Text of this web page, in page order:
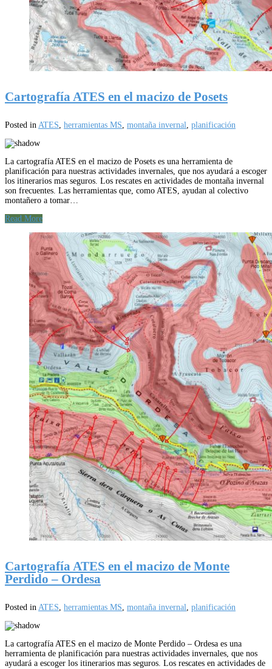
Cartografía ATES en el macizo de Posets
Posted in ATES, herramientas MS, montaña invernal, planificación
La cartografía ATES en el macizo de Posets es una herramienta de
planificación para nuestras actividades invernales, que nos ayudará a escoger
los itinerarios mas seguros. Los rescates en actividades de montaña invernal
son frecuentes. Las herramientas que, como ATES, ayudan al colectivo
montañero a tomar…
Read More
Cartografía ATES en el macizo de Monte
Perdido – Ordesa
Posted in ATES, herramientas MS, montaña invernal, planificación
La cartografía ATES en el macizo de Monte Perdido – Ordesa es una
herramienta de planificación para nuestras actividades invernales, que nos
ayudará a escoger los itinerarios mas seguros. Los rescates en actividades de